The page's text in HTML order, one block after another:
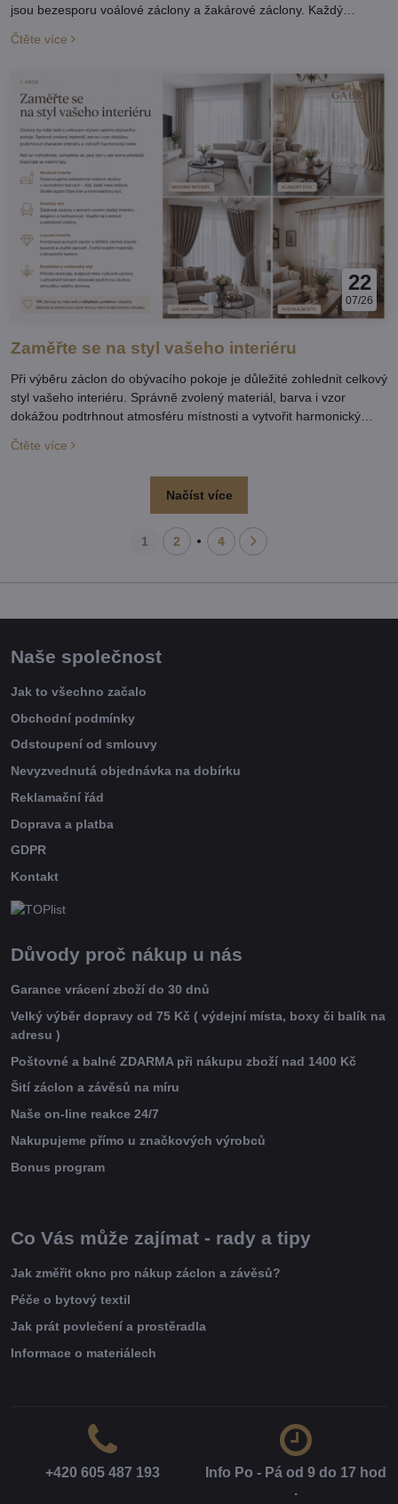
jsou bezesporu voálové záclony a žakárové záclony. Každý
materiál má své kouzlo, výhody i ideální využití. Nevíte, který z
nich bude nejlepší právě pro váš interiér? Poradíme vám.
Čtěte více
22
07/26
Zaměřte se na styl vašeho interiéru
Při výběru záclon do obývacího pokoje je důležité zohlednit celkový
styl vašeho interiéru. Správně zvolený materiál, barva i vzor
dokážou podtrhnout atmosféru místnosti a vytvořit harmonický
Čtěte více
Načíst více
1 2 4
Naše společnost
Jak to všechno začalo
Obchodní podmínky
Odstoupení od smlouvy
Nevyzvednutá objednávka na dobírku
Reklamační řád
Doprava a platba
GDPR
Kontakt
Důvody proč nákup u nás
Garance vrácení zboží do 30 dnů
Velký výběr dopravy od 75 Kč ( výdejní místa, boxy či balík na
adresu )
Poštovné a balné ZDARMA při nákupu zboží nad 1400 Kč
Šití záclon a závěsů na míru
Naše on-line reakce 24/7
Nakupujeme přímo u značkových výrobců
Bonus program
Co Vás může zajímat - rady a tipy
Jak změřit okno pro nákup záclon a závěsů?
Péče o bytový textil
Jak prát povlečení a prostěradla
Informace o materiálech
+420 605 487 193
Info Po - Pá od 9 do 17 hod​
.